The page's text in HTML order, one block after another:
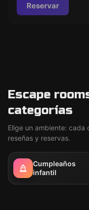
Reservar
Escape
categorías
Elige un ambiente:
reseñas y reservas.
Cumpleaños
infantil